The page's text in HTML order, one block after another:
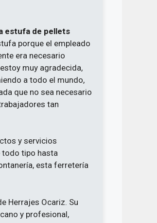
estufa de pellets
porque el empleado
era necesario
muy agradecida,
a todo el mundo,
que no sea necesario
tan
y servicios
todo tipo hasta
esta ferretería
Herrajes Ocariz. Su
y profesional,